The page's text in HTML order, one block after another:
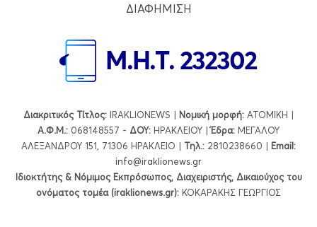
ΔΙΑΦΗΜΙΣΗ
Διακριτικός Τίτλος: IRAKLIONEWS | Νομική μορφή: ΑΤΟΜΙΚΗ |
Α.Φ.Μ.: 068148557 - ΔΟΥ: ΗΡΑΚΛΕΙΟΥ |Έδρα: ΜΕΓΑΛΟΥ
ΑΛΕΞΑΝΔΡΟΥ 151, 71306 ΗΡΑΚΛΕΙΟ | Τηλ.: 2810238660 | Εmail:
info@iraklionews.gr
Ιδιοκτήτης & Νόμιμος Εκπρόσωπος, Διαχειριστής, Δικαιούχος του
ονόματος τομέα (iraklionews.gr): ΚΟΚΑΡΑΚΗΣ ΓΕΩΡΓΙΟΣ